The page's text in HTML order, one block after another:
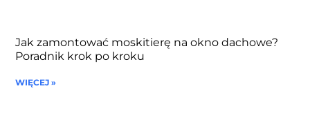
Jak zamontować moskitierę na okno dachowe?
Poradnik krok po kroku
WIĘCEJ »